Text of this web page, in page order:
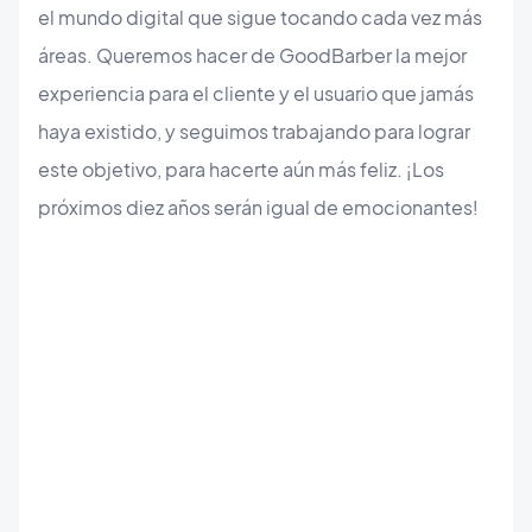
el mundo digital que sigue tocando cada vez más
áreas. Queremos hacer de GoodBarber la mejor
experiencia para el cliente y el usuario que jamás
haya existido, y seguimos trabajando para lograr
este objetivo, para hacerte aún más feliz. ¡Los
próximos diez años serán igual de emocionantes!